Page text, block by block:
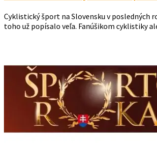
Cyklistický šport na Slovensku v posledných
toho už popísalo veľa. Fanúšikom cyklistiky